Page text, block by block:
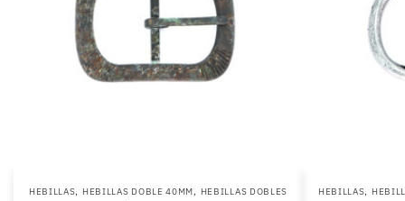
HEBILLAS, HEBILLAS DOBLE 40MM, HEBILLAS DOBLES HEBILLAS,